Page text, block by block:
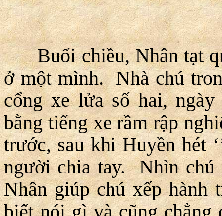
Buổi chiều, Nhân tạt
ở một mình. Nhà chú
cổng xe lửa số hai,
bằng tiếng xe rầm rập
trước, sau khi Huyền hét
người chia tay. Nhìn chú
Nhân giúp chú xếp hành
biết nói gì và cũng